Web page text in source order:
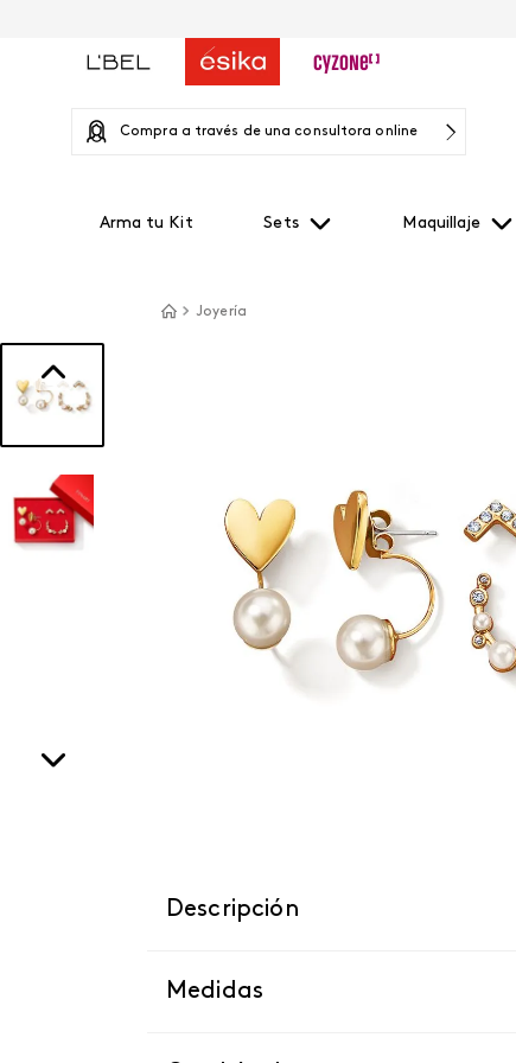
Compra a través de una consultora online
Arma tu Kit Sets Maquillaje
Joyería
Descripción
Medidas